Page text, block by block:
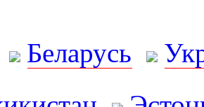
Беларусь